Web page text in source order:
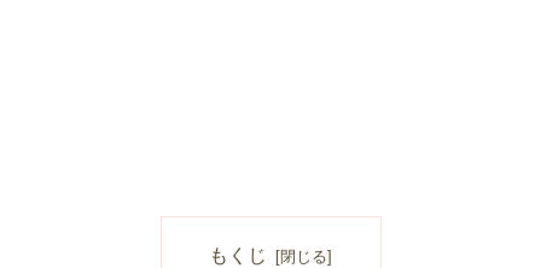
もくじ